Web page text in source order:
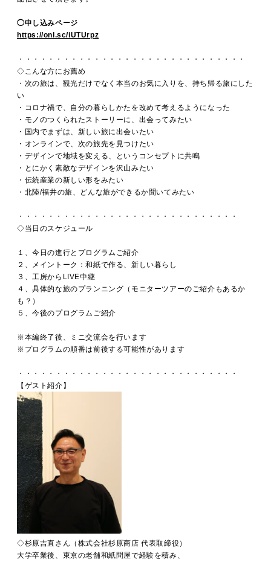
◯申し込みページ
https://onl.sc/iUTUrpz
・・・・・・・・・・・・・・・・・・・・・・・・・・・・・・
◇こんな方にお薦め
・次の旅は、観光だけでなく本当のお気に入りを、持ち帰る旅にした
い
・コロナ禍で、自分の暮らしかたを改めて考えるようになった
・モノのつくられたストーリーに、出会ってみたい
・国内でまずは、新しい旅に出会いたい
・オンラインで、次の旅先を見つけたい
・デザインで地域を変える、というコンセプトに共鳴
・とにかく素敵なデザインを沢山みたい
・伝統産業の新しい形をみたい
・北陸/福井の旅、どんな旅ができるか聞いてみたい
・・・・・・・・・・・・・・・・・・・・・・・・・・・・・
◇当日のスケジュール
１、今日の進行とプログラムご紹介
２、メイントーク：和紙で作る、新しい暮らし
３、工房からLIVE中継
４、具体的な旅のプランニング（モニターツアーのご紹介もあるか
も？）
５、今後のプログラムご紹介
※本編終了後、ミニ交流会を行います
※プログラムの順番は前後する可能性があります
・・・・・・・・・・・・・・・・・・・・・・・・・・・・・
【ゲスト紹介】
◇杉原吉直さん（株式会社杉原商店 代表取締役）
大学卒業後、東京の老舗和紙問屋で経験を積み、